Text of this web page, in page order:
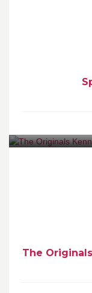
The